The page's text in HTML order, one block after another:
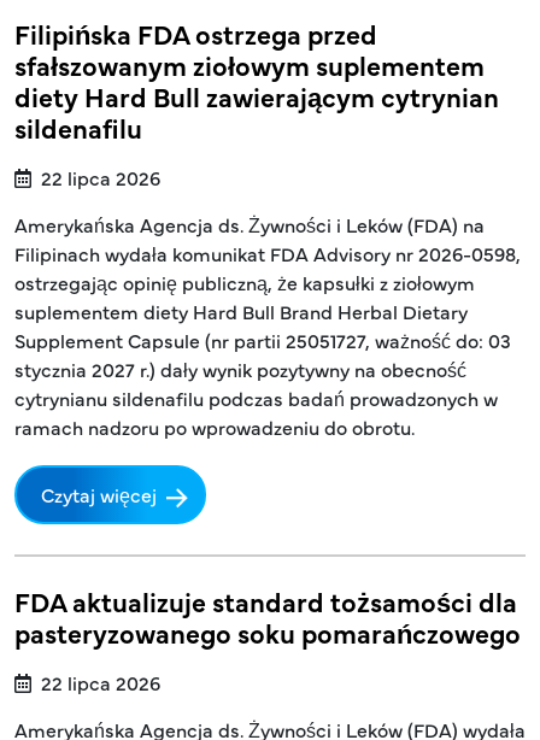
Filipińska FDA ostrzega przed
sfałszowanym ziołowym suplementem
diety Hard Bull zawierającym cytrynian
sildenafilu
22 lipca 2026
Amerykańska Agencja ds. Żywności i Leków (FDA) na
Filipinach wydała komunikat FDA Advisory nr 2026-0598,
ostrzegając opinię publiczną, że kapsułki z ziołowym
suplementem diety Hard Bull Brand Herbal Dietary
Supplement Capsule (nr partii 25051727, ważność do: 03
stycznia 2027 r.) dały wynik pozytywny na obecność
cytrynianu sildenafilu podczas badań prowadzonych w
ramach nadzoru po wprowadzeniu do obrotu.
Czytaj więcej
FDA aktualizuje standard tożsamości dla
pasteryzowanego soku pomarańczowego
22 lipca 2026
Amerykańska Agencja ds. Żywności i Leków (FDA) wydała